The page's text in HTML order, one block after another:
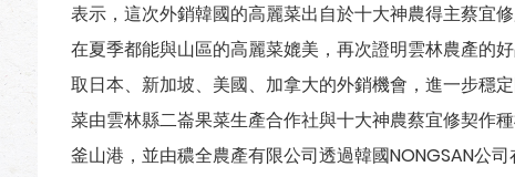
表示，這次外銷韓國的高麗菜出自於十大神農得主蔡宜
在夏季都能與山區的高麗菜媲美，再次證明雲林農產的
取日本、新加坡、美國、加拿大的外銷機會，進一步穩
菜由雲林縣二崙果菜生產合作社與十大神農蔡宜修契作
釜山港，並由穠全農產有限公司透過韓國NONGSAN公